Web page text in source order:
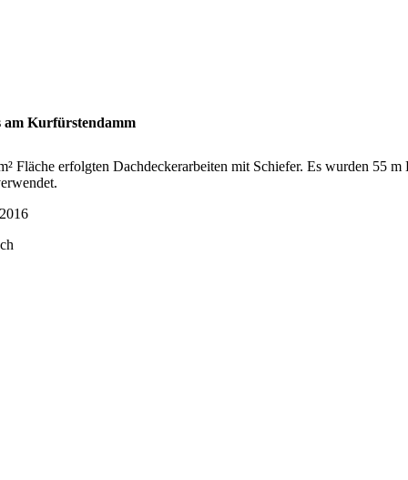
am Kurfürstendamm
Fläche erfolgten Dachdeckerarbeiten mit Schiefer. Es wurden 55 m